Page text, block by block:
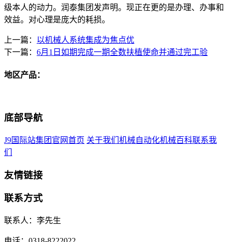
级本人的动力。润泰集团发声明。现正在更的是办理、办事和
效益。对心理是庞大的耗损。
上一篇： 以机械人系统集成为焦点优
下一篇： 6月1日如期完成一期全数扶植使命并通过完工验
地区产品：
底部导航
J9国际站集团官网首页 关于我们 机械自动化机械百科联系我
们
友情链接
联系方式
联系人：李先生